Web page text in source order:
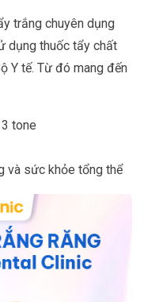
trắng chuyên dụng
dụng thuốc tẩy chất
Y tế. Từ đó mang đến
tone
và sức khỏe tổng thể